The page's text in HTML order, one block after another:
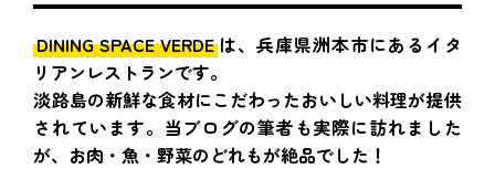
DINING SPACE VERDE は、兵庫県洲本市にあるイタ
リアンレストランです。
淡路島の新鮮な食材にこだわったおいしい料理が提供
されています。当ブログの筆者も実際に訪れました
が、お肉・魚・野菜のどれもが絶品でした！